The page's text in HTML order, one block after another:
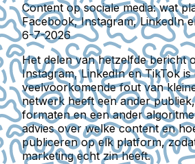
Content op sociale media: wat
Facebook, Instagram, LinkedIn
6-7-2026
Het delen van hetzelfde bericht
Instagram, LinkedIn en TikTok is
veelvoorkomende fout van
netwerk heeft een ander
formaten en een ander
advies over welke content en
publiceren op elk platform,
marketing echt zin heeft.